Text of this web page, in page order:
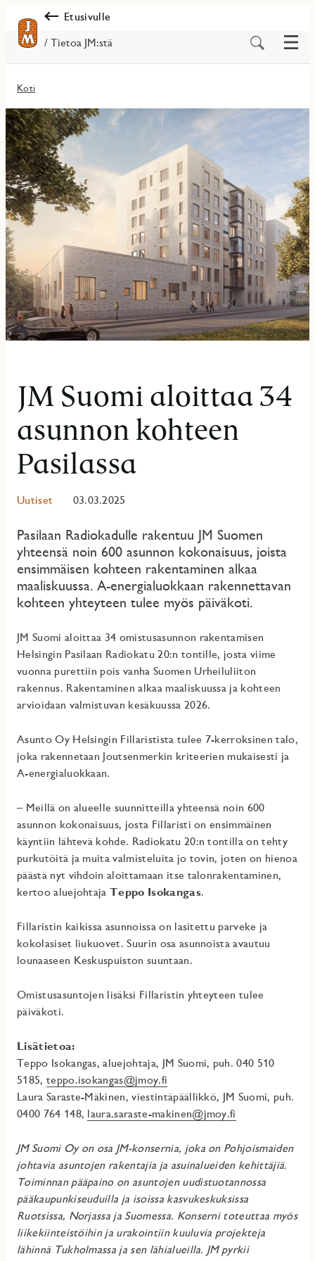
Etusivulle
/ Tietoa JM:stä
Etsi
Koti
JM Suomi aloittaa 34
asunnon kohteen
Pasilassa
Uutiset 03.03.2025
Pasilaan Radiokadulle rakentuu JM Suomen
yhteensä noin 600 asunnon kokonaisuus, joista
ensimmäisen kohteen rakentaminen alkaa
maaliskuussa. A-energialuokkaan rakennettavan
kohteen yhteyteen tulee myös päiväkoti.
JM Suomi aloittaa 34 omistusasunnon rakentamisen
Helsingin Pasilaan Radiokatu 20:n tontille, josta viime
vuonna purettiin pois vanha Suomen Urheiluliiton
rakennus. Rakentaminen alkaa maaliskuussa ja kohteen
arvioidaan valmistuvan kesäkuussa 2026.
Asunto Oy Helsingin Fillaristista tulee 7-kerroksinen talo,
joka rakennetaan Joutsenmerkin kriteerien mukaisesti ja
A-energialuokkaan.
– Meillä on alueelle suunnitteilla yhteensä noin 600
asunnon kokonaisuus, josta Fillaristi on ensimmäinen
käyntiin lähtevä kohde. Radiokatu 20:n tontilla on tehty
purkutöitä ja muita valmisteluita jo tovin, joten on hienoa
päästä nyt vihdoin aloittamaan itse talonrakentaminen,
kertoo aluejohtajaTeppo Isokangas.
Fillaristin kaikissa asunnoissa on lasitettu parveke ja
kokolasiset liukuovet. Suurin osa asunnoista avautuu
lounaaseen Keskuspuiston suuntaan.
Omistusasuntojen lisäksi Fillaristin yhteyteen tulee
päiväkoti.
Lisätietoa:
Teppo Isokangas, aluejohtaja, JM Suomi, puh. 040 510
5185, teppo.isokangas@jmoy.fi
Laura Saraste-Mäkinen, viestintäpäällikkö, JM Suomi, puh.
0400 764 148, laura.saraste-makinen@jmoy.fi
JM Suomi Oy on osa JM-konsernia, joka on Pohjoismaiden
johtavia asuntojen rakentajia ja asuinalueiden kehittäjiä.
Toiminnan pääpaino on asuntojen uudistuotannossa
pääkaupunkiseuduilla ja isoissa kasvukeskuksissa
Ruotsissa, Norjassa ja Suomessa. Konserni toteuttaa myös
liikekiinteistöihin ja urakointiin kuuluvia projekteja
lähinnä Tukholmassa ja sen lähialueilla. JM pyrkii